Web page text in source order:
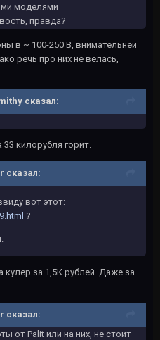
моделями
правда?
в ~ 100-250 В, внимательней
речь про них не велась,
сказал:
килорубля горит.
сказал:
вот этот:
?
кулер за 1,5К рублей. Даже за
сказал:
от Palit или на них, не стоит